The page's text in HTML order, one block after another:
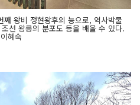
왕비 정현왕후의 능으로, 역사박물
선 왕릉의 분포도 등을 배울 수 있다.
혜숙